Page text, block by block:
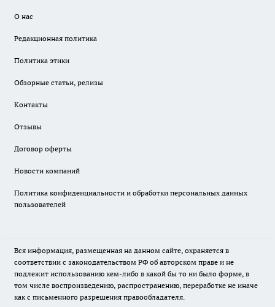
О нас
Редакционная политика
Политика этики
Обзорные статьи, релизы
Контакты
Отзывы
Договор оферты
Новости компаний
Политика конфиденциальности и обработки персональных данных
пользователей
Вся информация, размещенная на данном сайте, охраняется в
соответствии с законодательством РФ об авторском праве и не
подлежит использованию кем-либо в какой бы то ни было форме, в
том числе воспроизведению, распространению, переработке не иначе
как с письменного разрешения правообладателя.